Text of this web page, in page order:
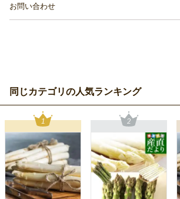
お問い合わせ
同じカテゴリの人気ランキング